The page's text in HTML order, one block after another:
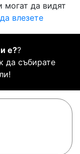
могат да видят
влезете
е??
да събирате